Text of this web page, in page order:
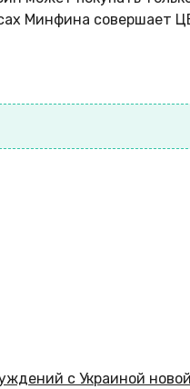
Минфина совершает